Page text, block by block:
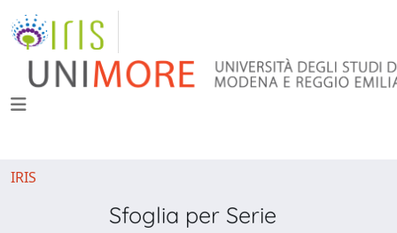
IRIS
Sfoglia per Serie